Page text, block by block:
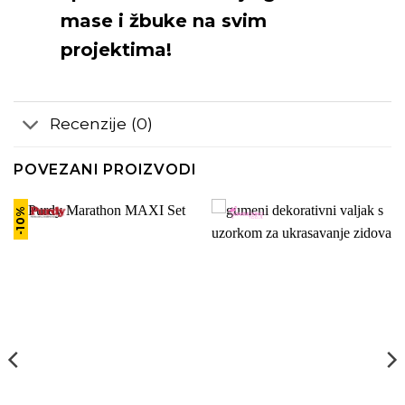
mase i žbuke na svim
projektima!
Recenzije (0)
POVEZANI PROIZVODI
-10%